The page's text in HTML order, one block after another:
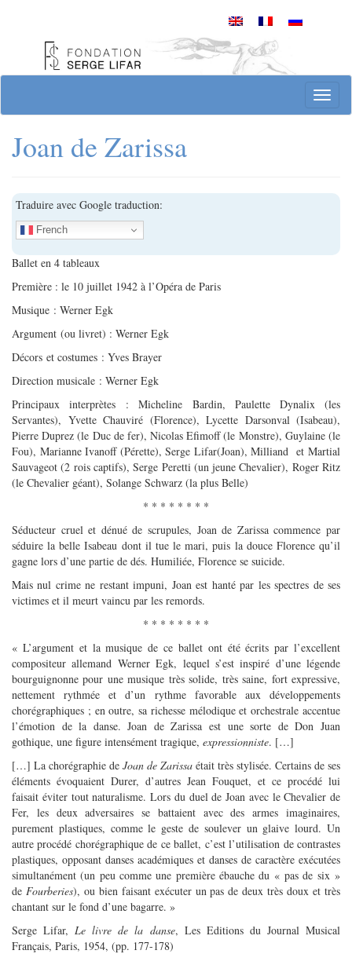
Joan de Zarissa
Traduire avec Google traduction:
French
Ballet en 4 tableaux
Première : le 10 juillet 1942 à l’Opéra de Paris
Musique : Werner Egk
Argument (ou livret) : Werner Egk
Décors et costumes : Yves Brayer
Direction musicale : Werner Egk
Principaux interprètes : Micheline Bardin, Paulette Dynalix (les
Servantes), Yvette Chauviré (Florence), Lycette Darsonval (Isabeau),
Pierre Duprez (le Duc de fer), Nicolas Efimoff (le Monstre), Guylaine (le
Fou), Marianne Ivanoff (Pérette), Serge Lifar(Joan), Milliand et Martial
Sauvageot (2 rois captifs), Serge Peretti (un jeune Chevalier), Roger Ritz
(le Chevalier géant), Solange Schwarz (la plus Belle)
* * * * * * * *
Séducteur cruel et dénué de scrupules, Joan de Zarissa commence par
séduire la belle Isabeau dont il tue le mari, puis la douce Florence qu’il
gagne lors d’une partie de dés. Humiliée, Florence se suicide.
Mais nul crime ne restant impuni, Joan est hanté par les spectres de ses
victimes et il meurt vaincu par les remords.
* * * * * * * *
« L’argument et la musique de ce ballet ont été écrits par l’excellent
compositeur allemand Werner Egk, lequel s’est inspiré d’une légende
bourguignonne pour une musique très solide, très saine, fort expressive,
nettement rythmée et d’un rythme favorable aux développements
chorégraphiques ; en outre, sa richesse mélodique et orchestrale accentue
l’émotion de la danse. Joan de Zarissa est une sorte de Don Juan
gothique, une figure intensément tragique, expressionniste. […]
[…] La chorégraphie de Joan de Zarissa était très stylisée. Certains de ses
éléments évoquaient Durer, d’autres Jean Fouquet, et ce procédé lui
faisait éviter tout naturalisme. Lors du duel de Joan avec le Chevalier de
Fer, les deux adversaires se battaient avec des armes imaginaires,
purement plastiques, comme le geste de soulever un glaive lourd. Un
autre procédé chorégraphique de ce ballet, c’est l’utilisation de contrastes
plastiques, opposant danses académiques et danses de caractère exécutées
simultanément (un peu comme une première ébauche du « pas de six »
de Fourberies), ou bien faisant exécuter un pas de deux très doux et très
chantant sur le fond d’une bagarre. »
Serge Lifar, Le livre de la danse, Les Editions du Journal Musical
Français, Paris, 1954, (pp. 177-178)